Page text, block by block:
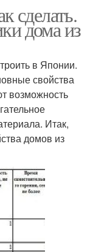
сделать.
дома из
в Японии.
свойства
возможность
Итак,
домов из